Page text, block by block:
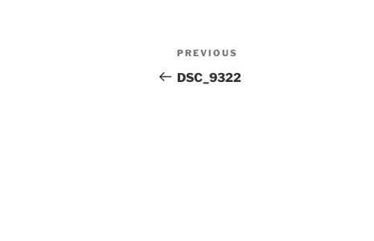
Post
navigation
Previous
Post
PREVIOUS
DSC_9322